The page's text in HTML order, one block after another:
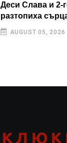
Деси Слава и 2-
разтопиха
AUGUST 05, 2026